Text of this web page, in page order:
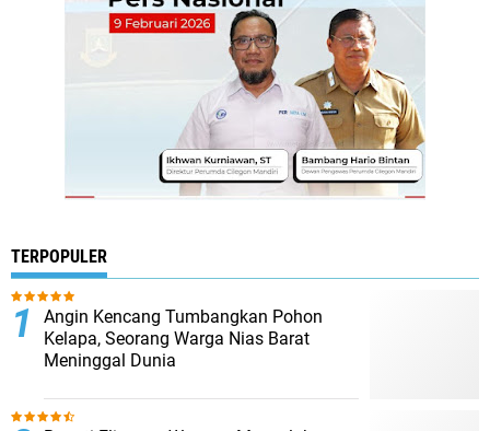
TERPOPULER
Angin Kencang Tumbangkan Pohon
Kelapa, Seorang Warga Nias Barat
Meninggal Dunia